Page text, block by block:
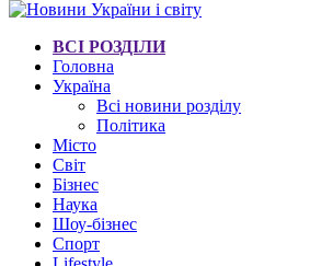
ВСІ РОЗДІЛИ
Головна
Україна
Всі новини розділу
Політика
Місто
Світ
Бізнес
Наука
Шоу-бізнес
Спорт